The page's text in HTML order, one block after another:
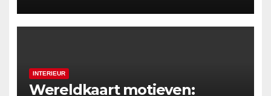
INTERIEUR
Wereldkaart motieven: